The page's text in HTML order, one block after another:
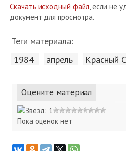
Скачать исходный файл, если не
документ для просмотра.
Теги материала:
1984 апрель Красный
Оцените материал
Пока оценок нет